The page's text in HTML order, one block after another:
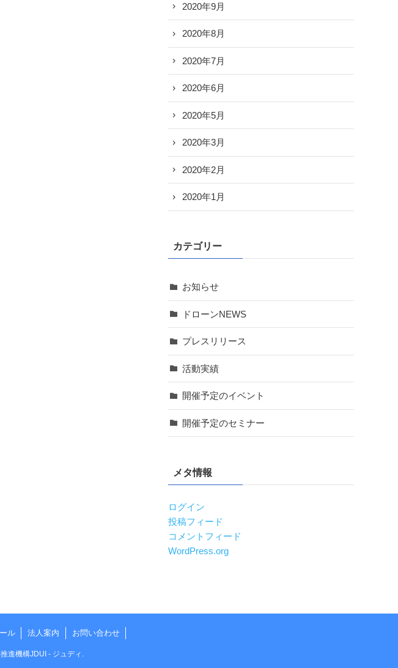
2020年9月
2020年8月
2020年7月
2020年6月
2020年5月
2020年3月
2020年2月
2020年1月
カテゴリー
お知らせ
ドローンNEWS
プレスリリース
活動実績
開催予定のイベント
開催予定のセミナー
メタ情報
ログイン
投稿フィード
コメントフィード
WordPress.org
ル 法人案内 お問い合わせ
進機構JDUI - ジュディ.